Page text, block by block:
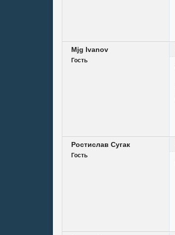
Mjg Ivаnоv
Гость
Ростислав Сугак
Гость